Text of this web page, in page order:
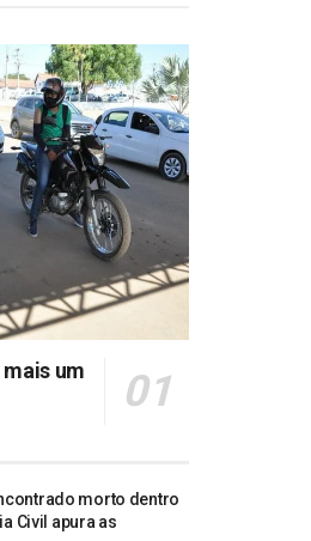
um
morto dentro
Civil apura as